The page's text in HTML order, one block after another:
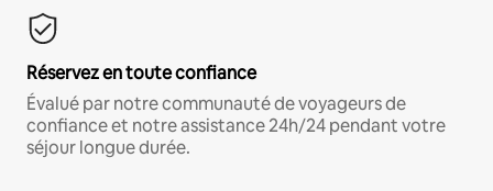
Réservez en toute confiance
Évalué par notre communauté de voyageurs de
confiance et notre assistance 24h/24 pendant votre
séjour longue durée.